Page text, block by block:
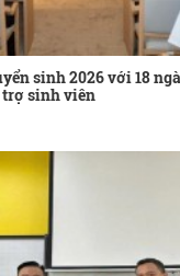
sinh 2026 với 18
trợ sinh viên